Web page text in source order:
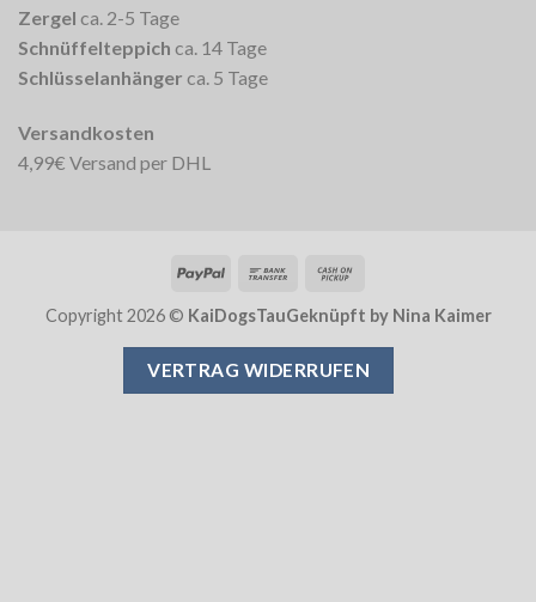
Zergel ca. 2-5 Tage
Schnüffelteppich ca. 14 Tage
Schlüsselanhänger ca. 5 Tage
Versandkosten
4,99€ Versand per DHL
PayPal
Bank
Pickup
Copyright 2026 © KaiDogsTauGeknüpft by Nina Kaimer
VERTRAG WIDERRUFEN